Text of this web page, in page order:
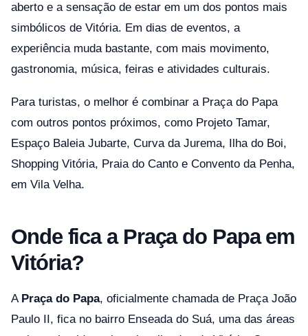
aberto e a sensação de estar em um dos pontos mais
simbólicos de Vitória. Em dias de eventos, a
experiência muda bastante, com mais movimento,
gastronomia, música, feiras e atividades culturais.
Para turistas, o melhor é combinar a Praça do Papa
com outros pontos próximos, como Projeto Tamar,
Espaço Baleia Jubarte, Curva da Jurema, Ilha do Boi,
Shopping Vitória, Praia do Canto e Convento da Penha,
em Vila Velha.
Onde fica a Praça do Papa em
Vitória?
A Praça do Papa, oficialmente chamada de Praça João
Paulo II, fica no bairro Enseada do Suá, uma das áreas